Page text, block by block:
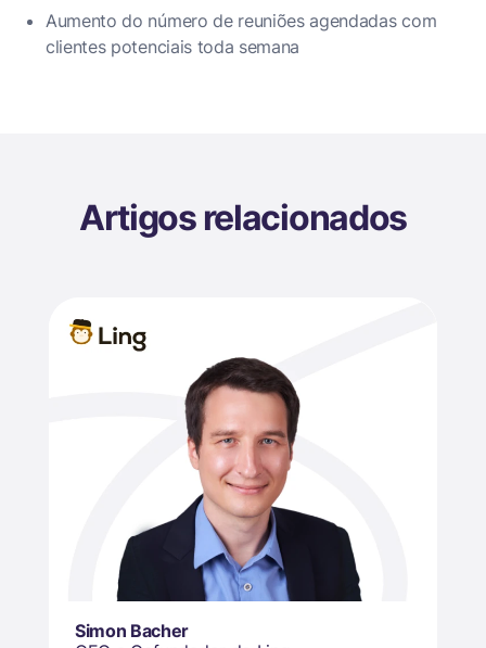
Aumento do número de reuniões agendadas com
clientes potenciais toda semana
Artigos relacionados
Simon Bacher